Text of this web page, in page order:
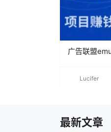
广告联盟
Lucifer
最新文章